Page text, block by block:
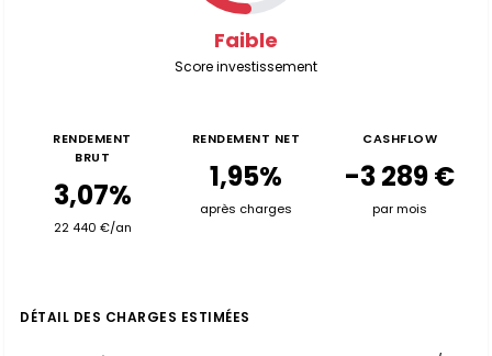
Faible
Score investissement
RENDEMENT
BRUT
3,07%
22 440 €/an
RENDEMENT NET
1,95%
après charges
CASHFLOW
-3 289 €
par mois
DÉTAIL DES CHARGES ESTIMÉES